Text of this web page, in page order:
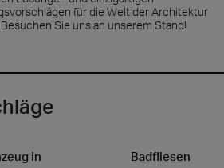
für die Welt der Architektur
Sie uns an unserem Stand!
in
Badfliesen